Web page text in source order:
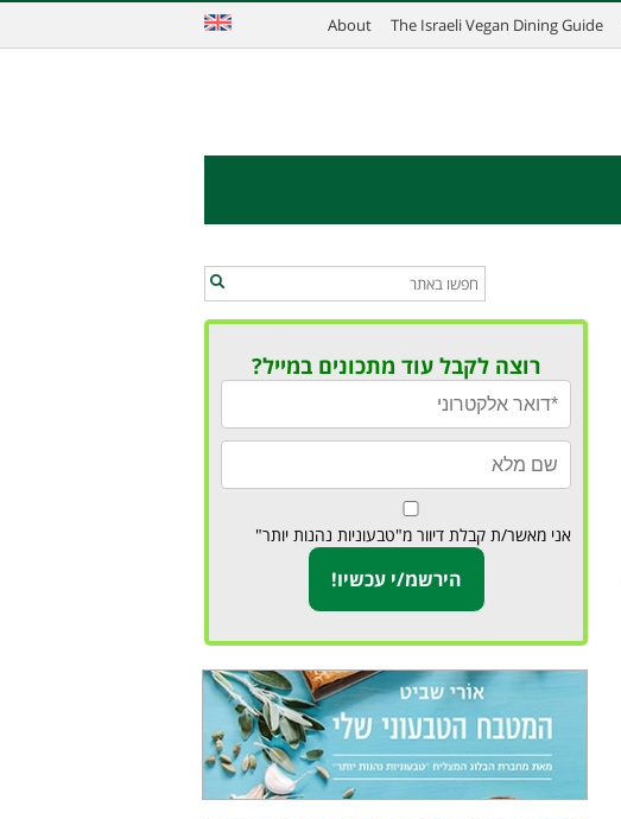
The Israeli Vegan Dining Guide
About
רוצה לקבל עוד מתכונים במייל?
אני מאשר/ת קבלת דיוור מ"טבעוניות נהנות יותר"